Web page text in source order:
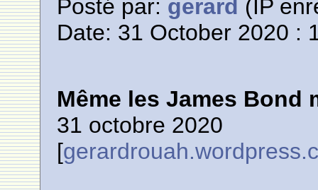
Posté par: gerard (IP
Date: 31 October 2020 :
Même les James Bond
31 octobre 2020
[